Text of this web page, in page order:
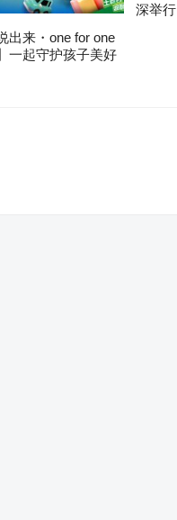
出来・one for one
一起守护孩子美好
深举行